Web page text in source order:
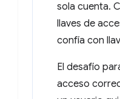
sola cuenta.
llaves de
confía con
El desafío
acceso